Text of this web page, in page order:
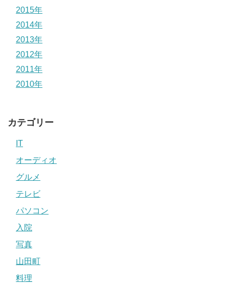
2015年
2014年
2013年
2012年
2011年
2010年
カテゴリー
IT
オーディオ
グルメ
テレビ
パソコン
入院
写真
山田町
料理